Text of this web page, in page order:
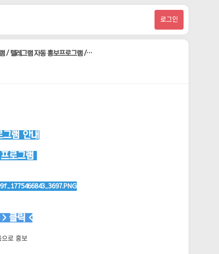
로그인
/ 텔레그램 자동 홍보프로그램 /…
램 안내
로그램
클릭 <
으로 홍보